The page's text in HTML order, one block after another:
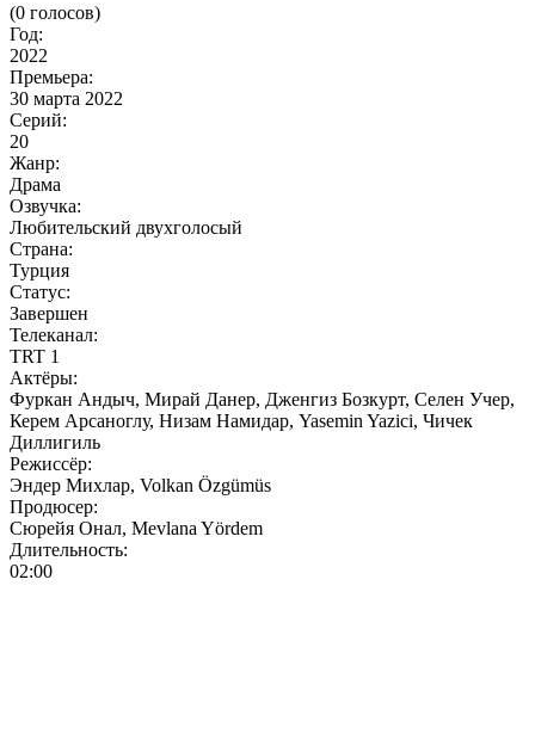
(0 голосов)
Год:
2022
Премьера:
30 марта 2022
Серий:
20
Жанр:
Драма
Озвучка:
Любительский двухголосый
Страна:
Турция
Статус:
Завершен
Телеканал:
TRT 1
Актёры:
Фуркан Андыч, Мирай Данер, Дженгиз Бозкурт, Селен Учер,
Керем Арсаноглу, Низам Намидар, Yasemin Yazici, Чичек
Диллигиль
Режиссёр:
Эндер Михлар, Volkan Özgümüs
Продюсер:
Сюрейя Онал, Mevlana Yördem
Длительность:
02:00